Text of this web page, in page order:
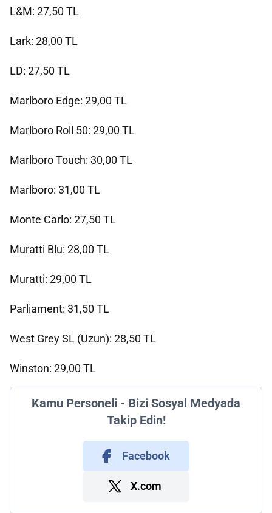
L&M: 27,50 TL
Lark: 28,00 TL
LD: 27,50 TL
Marlboro Edge: 29,00 TL
Marlboro Roll 50: 29,00 TL
Marlboro Touch: 30,00 TL
Marlboro: 31,00 TL
Monte Carlo: 27,50 TL
Muratti Blu: 28,00 TL
Muratti: 29,00 TL
Parliament: 31,50 TL
West Grey SL (Uzun): 28,50 TL
Winston: 29,00 TL
Kamu Personeli - Bizi Sosyal Medyada
Takip Edin!
Facebook
X.com